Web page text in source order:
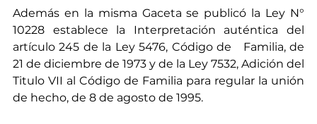
Además en la misma Gaceta se publicó la Ley N°
10228 establece la Interpretación auténtica del
artículo 245 de la Ley 5476, Código de   Familia, de
21 de diciembre de 1973 y de la Ley 7532, Adición del
Titulo VII al Código de Familia para regular la unión
de hecho, de 8 de agosto de 1995.